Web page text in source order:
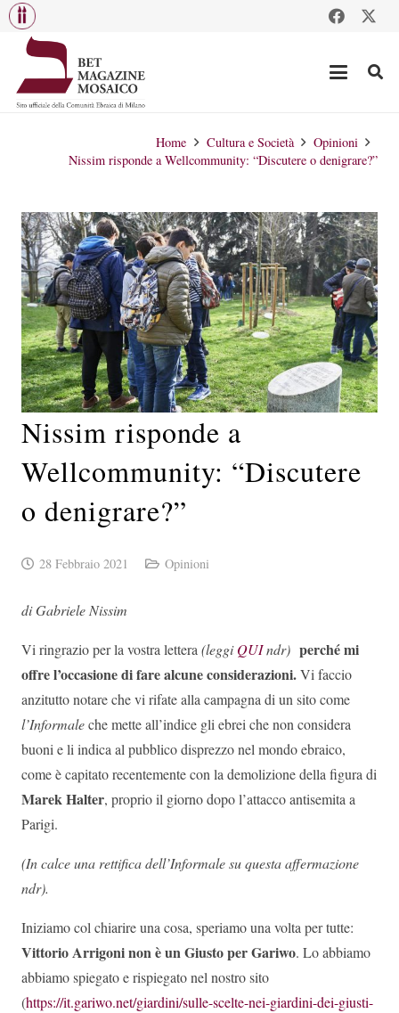
Home Cultura e Società
Opinioni
Nissim risponde a Wellcommunity: “Discutere o denigrare?”
Nissim risponde a
Wellcommunity: “Discutere
o denigrare?”
28 Febbraio 2021 Opinioni
di Gabriele Nissim
Vi ringrazio per la vostra lettera(leggiQUIndr) perché mi
offre l’occasione di fare alcune considerazioni.Vi faccio
anzitutto notare che vi rifate alla campagna di un sito come
l’Informaleche mette all’indice gli ebrei che non considera
buoni e li indica al pubblico disprezzo nel mondo ebraico,
come è capitato recentemente con la demolizione della figura di
Marek Halter, proprio il giorno dopo l’attacco antisemita a
Parigi.
(In calce una rettifica dell’Informale su questa affermazione
ndr).
Iniziamo col chiarire una cosa, speriamo una volta per tutte:
Vittorio Arrigoni non è un Giusto per Gariwo. Lo abbiamo
abbiamo spiegato e rispiegato nel nostro sito
(https://it.gariwo.net/giardini/sulle-scelte-nei-giardini-dei-giusti-